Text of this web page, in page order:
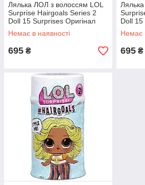
Лялька ЛОЛ з волоссям LOL
Surprise Hairgoals Series 2
Doll 15 Surprises Оригінал
Немає в наявності
695 ₴
Doll 15
Немає
695 ₴